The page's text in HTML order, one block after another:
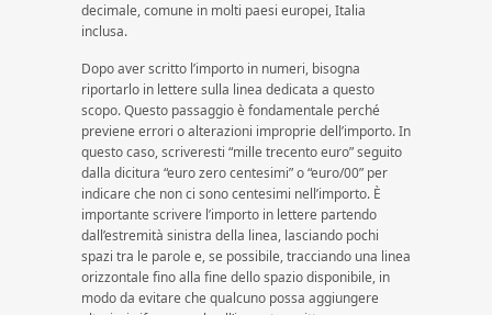
decimale, comune in molti paesi europei, Italia
inclusa.
Dopo aver scritto l’importo in numeri, bisogna
riportarlo in lettere sulla linea dedicata a questo
scopo. Questo passaggio è fondamentale perché
previene errori o alterazioni improprie dell’importo. In
questo caso, scriveresti “mille trecento euro” seguito
dalla dicitura “euro zero centesimi” o “euro/00” per
indicare che non ci sono centesimi nell’importo. È
importante scrivere l’importo in lettere partendo
dall’estremità sinistra della linea, lasciando pochi
spazi tra le parole e, se possibile, tracciando una linea
orizzontale fino alla fine dello spazio disponibile, in
modo da evitare che qualcuno possa aggiungere